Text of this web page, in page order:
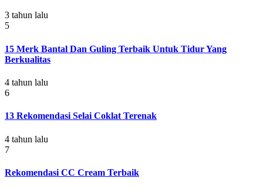
3 tahun lalu
5
15 Merk Bantal Dan Guling Terbaik Untuk Tidur Yang
Berkualitas
4 tahun lalu
6
13 Rekomendasi Selai Coklat Terenak
4 tahun lalu
7
Rekomendasi CC Cream Terbaik